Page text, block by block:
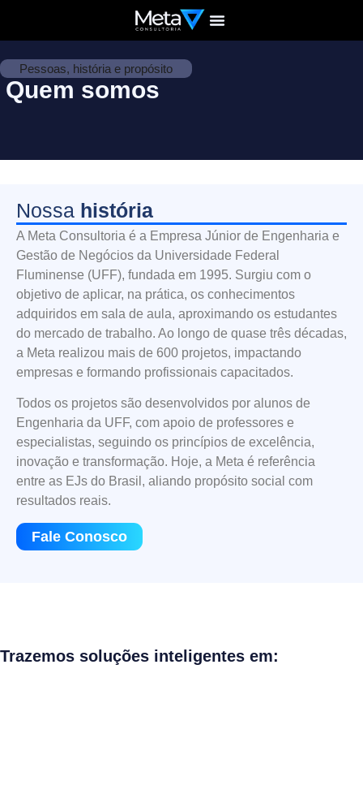
Pessoas, história e propósito
Quem somos
Nossa história
A Meta Consultoria é a Empresa Júnior de Engenharia e
Gestão de Negócios da Universidade Federal
Fluminense (UFF), fundada em 1995. Surgiu com o
objetivo de aplicar, na prática, os conhecimentos
adquiridos em sala de aula, aproximando os estudantes
do mercado de trabalho. Ao longo de quase três décadas,
a Meta realizou mais de 600 projetos, impactando
empresas e formando profissionais capacitados.
Todos os projetos são desenvolvidos por alunos de
Engenharia da UFF, com apoio de professores e
especialistas, seguindo os princípios de excelência,
inovação e transformação. Hoje, a Meta é referência
entre as EJs do Brasil, aliando propósito social com
resultados reais.
Fale Conosco
Trazemos soluções inteligentes em: